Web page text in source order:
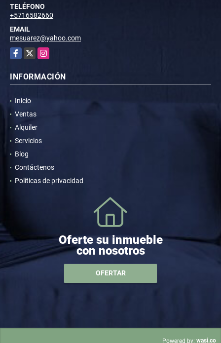
TELÉFONO
+5716582660
EMAIL
mesuarez@yahoo.com
Facebook
X Instagram
INFORMACIÓN
Inicio
Ventas
Alquiler
Servicios
Blog
Contáctenos
Políticas de privacidad
Oferte su inmueble
con nosotros
OFERTAR
Powered by: wasi.co